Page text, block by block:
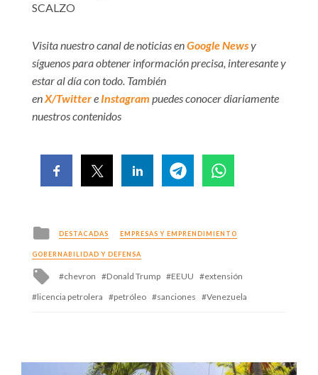
SCALZO
Visita nuestro canal de noticias enGoogle Newsy
síguenos para obtener información precisa, interesante y
estar al día con todo. También
enX/Twittere Instagram puedes conocer diariamente
nuestros contenidos
Posted
in
DESTACADAS EMPRESAS Y EMPRENDIMIENTO
GOBERNABILIDAD Y DEFENSA
Tagged
chevron Donald Trump EEUU
extensión
licencia petrolera
petróleo sanciones Venezuela